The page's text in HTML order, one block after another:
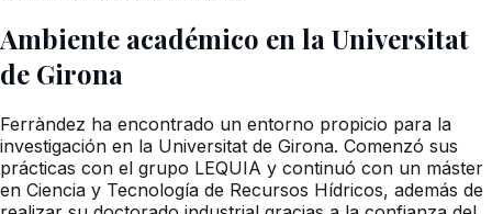
Ambiente académico en la Universitat
de Girona
Ferràndez ha encontrado un entorno propicio para la
investigación en la Universitat de Girona. Comenzó sus
prácticas con el grupo LEQUIA y continuó con un máster
en Ciencia y Tecnología de Recursos Hídricos, además de